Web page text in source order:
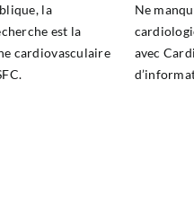
la
est la
cardiovasculaire
Ne
avec